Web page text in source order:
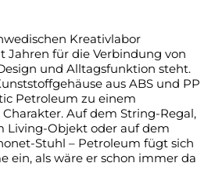
Kreativlabor
Jahren für die Verbindung von
und Alltagsfunktion steht.
aus ABS und PP
Petroleum zu einem
Auf dem String-Regal,
Living-Objekt oder auf dem
Stuhl – Petroleum fügt sich
ein, als wäre er schon immer da